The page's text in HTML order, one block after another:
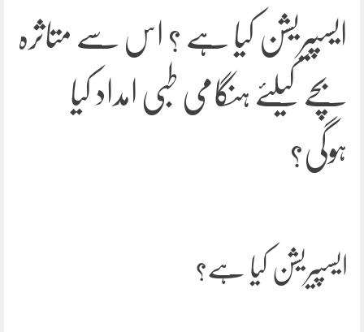
ایسپیریشن کیا ہے ؟ اس سے متاثرہ
بچے کیلئے ہنگامی طبی امداد کیا
ہوگی؟
ایسپیریشن کیا ہے؟